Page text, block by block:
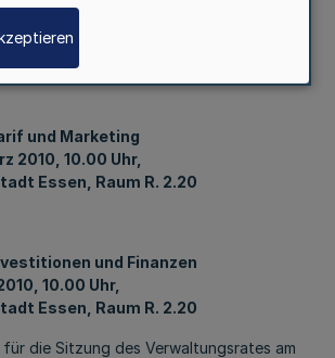
und Planung
10.00 Uhr,
Essen, Raum R. 2.20
und Marketing
2010, 10.00 Uhr,
Essen, Raum R. 2.20
und Finanzen
10.00 Uhr,
Essen, Raum R. 2.20
die Sitzung des Verwaltungsrates am